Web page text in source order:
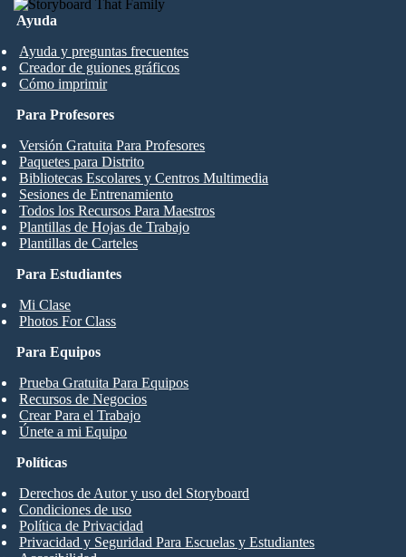
Ayuda
Ayuda y preguntas frecuentes
Creador de guiones gráficos
Cómo imprimir
Para Estudiantes
Mi Clase
Photos For Class
Para Profesores
Versión Gratuita Para Profesores
Paquetes para Distrito
Bibliotecas Escolares y Centros Multimedia
Sesiones de Entrenamiento
Todos los Recursos Para Maestros
Plantillas de Hojas de Trabajo
Plantillas de Carteles
Para Equipos
Prueba Gratuita Para Equipos
Recursos de Negocios
Crear Para el Trabajo
Únete a mi Equipo
Políticas
Derechos de Autor y uso del Storyboard
Condiciones de uso
Política de Privacidad
Privacidad y Seguridad Para Escuelas y Estudiantes